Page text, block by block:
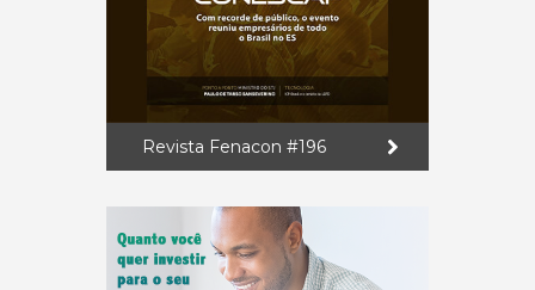
Revista Fenacon #196